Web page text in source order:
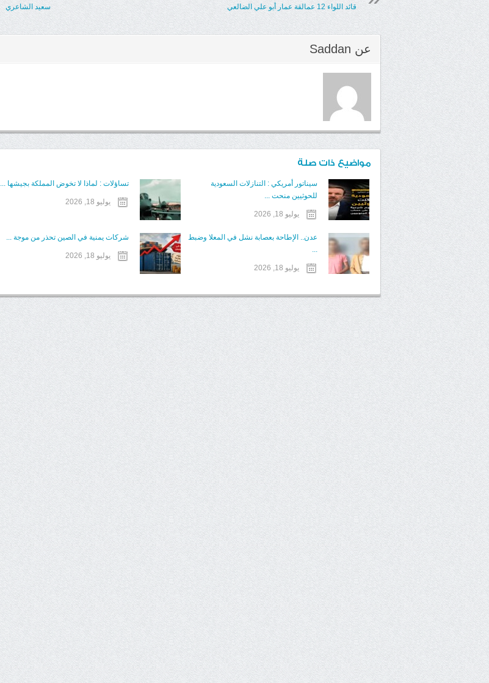
سعيد الشاعري
قائد اللواء 12 عمالقة عمار أبو علي الضالعي
عن Saddan
مواضيع ذات صلة
سيناتور أمريكي : التنازلات السعودية
للحوثيين منحت ...
يوليو 18, 2026
تساؤلات : لماذا لا تخوض المملكة بجيشها ...
يوليو 18, 2026
عدن.. الإطاحة بعصابة نشل في المعلا وضبط
...
يوليو 18, 2026
شركات يمنية في الصين تحذر من موجة ...
يوليو 18, 2026